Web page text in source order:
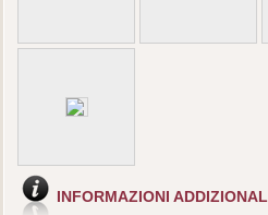
INFORMAZIONI